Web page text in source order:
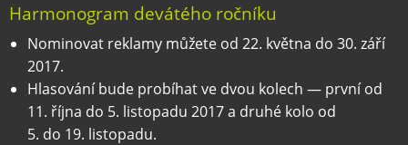
Harmonogram devátého ročníku
Nominovat reklamy můžete od 22. května do 30. září
2017.
Hlasování bude probíhat ve dvou kolech — první od
11. října do 5. listopadu 2017 a druhé kolo od
5. do 19. listopadu.